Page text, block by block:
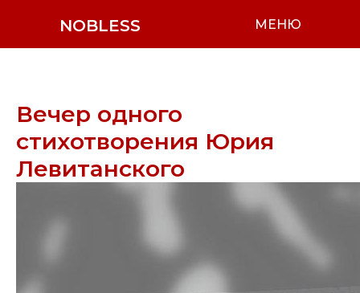
NOBLESS МЕНЮ
Вечер одного
стихотворения Юрия
Левитанского